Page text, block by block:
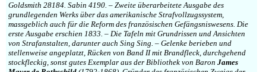
Goldsmith 28184. Sabin 4190. – Zweite überarbeitete Ausgabe des
grundlegenden Werks über das amerikanische Strafvollzugssystem,
massgeblich auch für die Reform des französischen Gefängsniswesens. Die
erste Ausgabe erschien 1833. – Die Tafeln mit Grundrissen und Ansichten
von Strafanstalten, darunter auch Sing Sing. – Gelenke berieben und
stellenweise angeplatzt, Rücken von Band II mit Brandfleck, durchgehend
stockfleckig, sonst gutes Exemplar aus der Bibliothek von Baron James